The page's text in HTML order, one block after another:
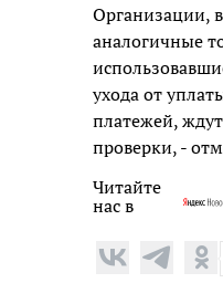
Организации,
аналогичные
ухода от
платежей,
проверки, -
Читайте
нас в